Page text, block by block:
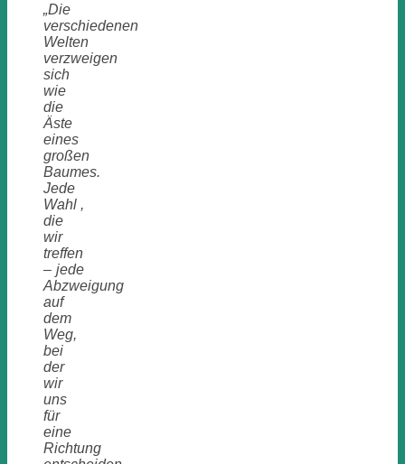
„Die
verschiedenen
Welten
verzweigen
sich
wie
die
Äste
eines
großen
Baumes.
Jede
Wahl ,
die
wir
treffen
– jede
Abzweigung
auf
dem
Weg,
bei
der
wir
uns
für
eine
Richtung